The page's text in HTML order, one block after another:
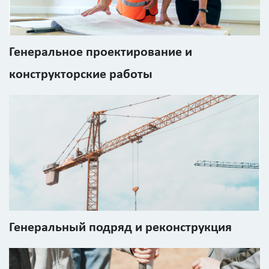
Генеральное проектирование и
конструкторские работы
Генеральный подряд и реконструкция
?
работ
0
НДС
Получить